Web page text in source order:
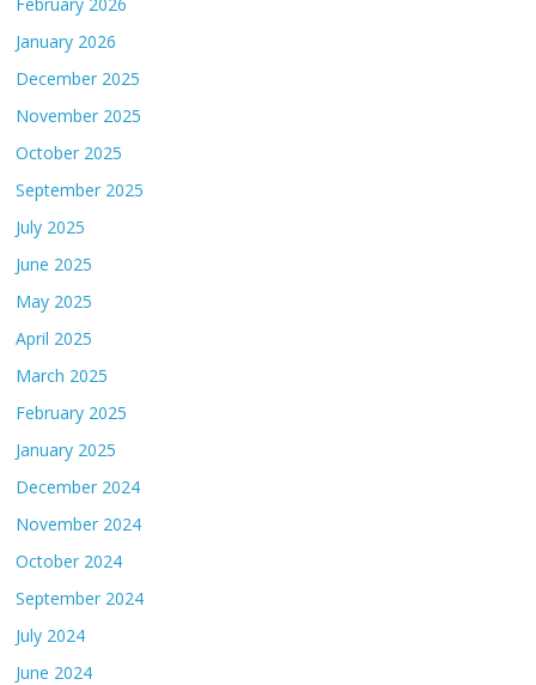
January 2026
December 2025
November 2025
October 2025
September 2025
July 2025
June 2025
May 2025
April 2025
March 2025
February 2025
January 2025
December 2024
November 2024
October 2024
September 2024
July 2024
June 2024